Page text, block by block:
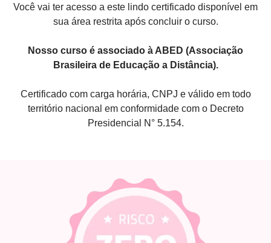
Você vai ter acesso a este lindo certificado disponível em
sua área restrita após concluir o curso.
Nosso curso é associado à ABED (Associação
Brasileira de Educação a Distância).
Certificado com carga horária, CNPJ e válido em todo
território nacional em conformidade com o Decreto
Presidencial N° 5.154.